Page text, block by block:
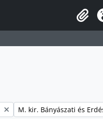
Remove filter:
M. kir. Bányászati és